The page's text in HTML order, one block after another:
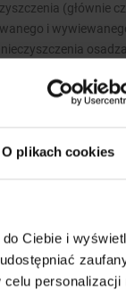
O plikach cookies
Ciebie i
personalizacji
(głównie
i
przy rynience
powietrze
nierdzewnej.
mm